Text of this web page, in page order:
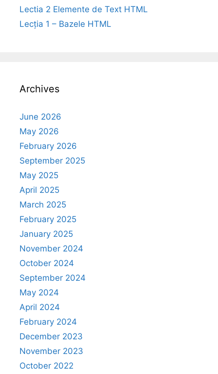
Lectia 2 Elemente de Text HTML
Lecția 1 – Bazele HTML
Archives
June 2026
May 2026
February 2026
September 2025
May 2025
April 2025
March 2025
February 2025
January 2025
November 2024
October 2024
September 2024
May 2024
April 2024
February 2024
December 2023
November 2023
October 2022